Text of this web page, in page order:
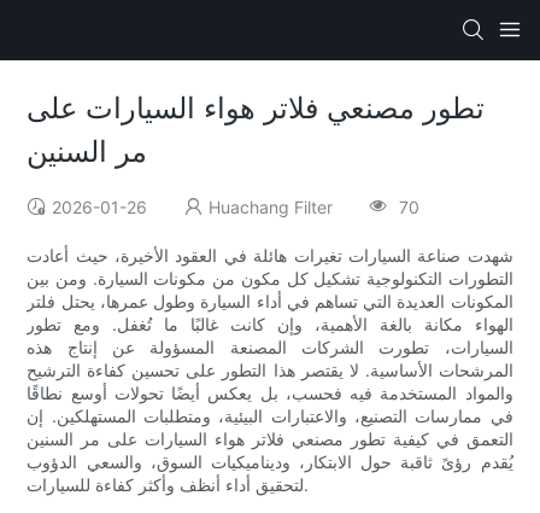
تطور مصنعي فلاتر هواء السيارات على
مر السنين
2026-01-26 Huachang Filter 70
شهدت صناعة السيارات تغيرات هائلة في العقود الأخيرة، حيث أعادت
التطورات التكنولوجية تشكيل كل مكون من مكونات السيارة. ومن بين
المكونات العديدة التي تساهم في أداء السيارة وطول عمرها، يحتل فلتر
الهواء مكانة بالغة الأهمية، وإن كانت غالبًا ما تُغفل. ومع تطور
السيارات، تطورت الشركات المصنعة المسؤولة عن إنتاج هذه
المرشحات الأساسية. لا يقتصر هذا التطور على تحسين كفاءة الترشيح
والمواد المستخدمة فيه فحسب، بل يعكس أيضًا تحولات أوسع نطاقًا
في ممارسات التصنيع، والاعتبارات البيئية، ومتطلبات المستهلكين. إن
التعمق في كيفية تطور مصنعي فلاتر هواء السيارات على مر السنين
يُقدم رؤىً ثاقبة حول الابتكار، وديناميكيات السوق، والسعي الدؤوب
لتحقيق أداء أنظف وأكثر كفاءة للسيارات.